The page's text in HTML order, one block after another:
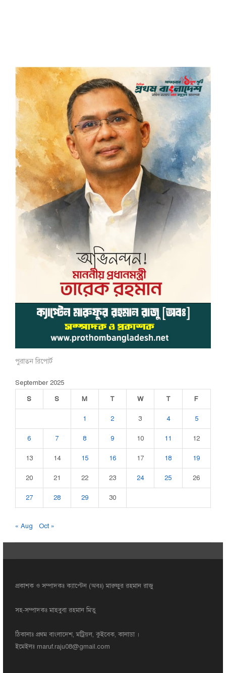
পুরাতন রিপোর্ট
September 2025
S
S M T W T F
1 2 3 4 5
6 7 8 9 10 11 12
13 14 15 16 17 18 19
20 21 22 23 24 25 26
27 28 29 30
« Aug Oct »
প্রকাশক ও সম্পাদকঃ ক্যাপ্টেন (অবঃ) মারুফুর রহমান রাজু
সহ-সম্পাদকঃ মাহবুবা রহমান মিতু
ঠিকানাঃ প্রথম বাংলাদেশ, মট্রিয়ল, কুইবেক, কানাডা ।
ইমেইলঃ maruf.raju08@gmail.com